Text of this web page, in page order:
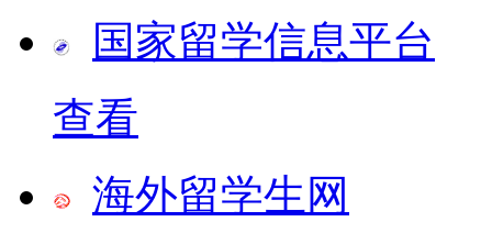
国家留学信息平台
查看
海外留学生网